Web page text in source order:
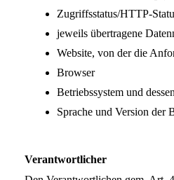
Zugriffsstatus/HTTP-
jeweils übertragene
Website, von der die
Browser
Betriebssystem und
Sprache und Version der
Verantwortlicher